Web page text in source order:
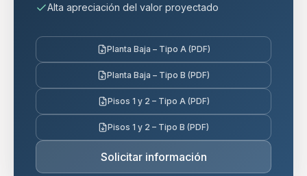
Alta apreciación del valor proyectado
Planta Baja – Tipo A (PDF)
Planta Baja – Tipo B (PDF)
Pisos 1 y 2 – Tipo A (PDF)
Pisos 1 y 2 – Tipo B (PDF)
Solicitar información